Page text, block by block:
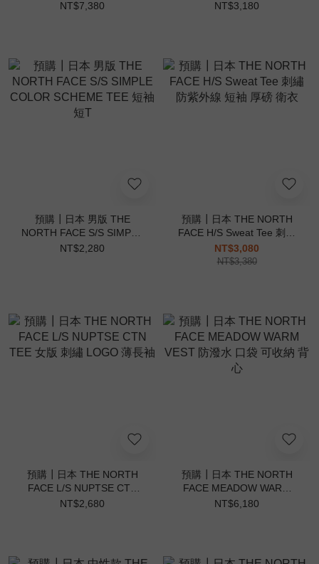
Shirt 格紋 長袖 襯衫
NT$7,380 Crew 女版 圓領 華夫格 長袖
NT$3,180
預購┃日本 男版 THE
NORTH FACE S/S SIMPLE
COLOR SCHEME TEE 短袖
NT$2,280
預購┃日本 THE NORTH
FACE H/S Sweat Tee 刺繡
防紫外線 短袖 厚磅 衛衣
NT$3,080
NT$3,380
預購┃日本 THE NORTH
FACE L/S NUPTSE CTN
TEE 女版 刺繡 LOGO 薄長
NT$2,680
預購┃日本 THE NORTH
FACE MEADOW WARM
VEST 防潑水 口袋 可收納
NT$6,180